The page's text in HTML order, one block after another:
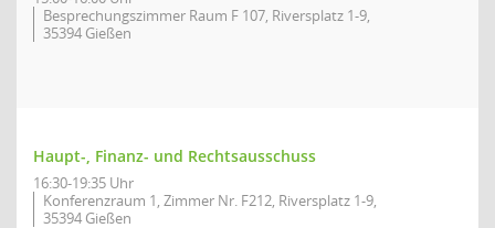
Besprechungszimmer Raum F 107, Riversplatz 1-9,
35394 Gießen
Haupt-, Finanz- und Rechtsausschuss
16:30-19:35 Uhr
Konferenzraum 1, Zimmer Nr. F212, Riversplatz 1-9,
35394 Gießen